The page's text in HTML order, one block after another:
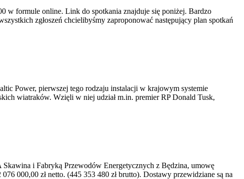
w formule online. Link do spotkania znajduje się poniżej. Bardzo
zgłoszeń chcielibyśmy zaproponować następujący plan spotkań
Power, pierwszej tego rodzaju instalacji w krajowym systemie
wiatraków. Wzięli w niej udział m.in. premier RP Donald Tusk,
i Fabryką Przewodów Energetycznych z Będzina, umowę
000,00 zł netto. (445 353 480 zł brutto). Dostawy przewidziane są na